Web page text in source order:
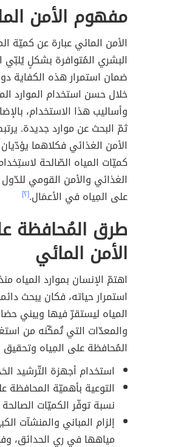
مفهوم الأمن
الأمن المائي عبارة عن كميّة
البشري المُتوافرة بشكلٍ يُلبّي
ضمان استمرار هذه الكفاية
خلال حسن استخدام الموارد
وأساليب هذا الاستخدام،
ثمّ البحث عن موارد جديدة.
الأمن الغذائي فكلاهما
كميّات المياه الصّالحة
الغذائي والأمن القومي
على المِياه في الأعمَال.[٢]
طرق المُحافظة
الأمن المائي
اهتمّ الإنسان بموارد المياه
استمرار حياته، فكان يبحث
المياه ليستقرّ فيها ويبني
والمعدّات التي تُمكّنه من
المُحافظة على المِياه وتحقيق
استخدام أجهزة التّرشيد
التوعية بأهميّة المحافظة
نسبة توفّر الكميّات
إلزام المباني والمنشآت
مياهها في ري الحدائق،